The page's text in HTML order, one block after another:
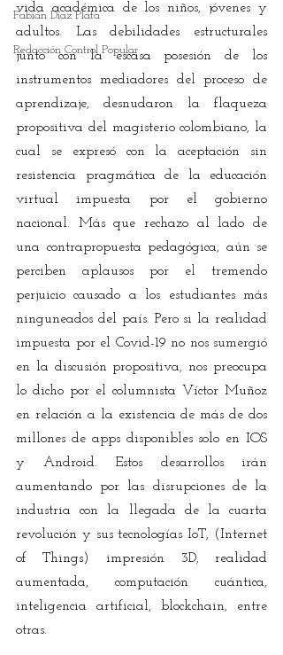
Fabián Díaz Plata
Redacción Control Popular
vida académica de los niños, jóvenes y
adultos. Las debilidades estructurales
junto con la escasa posesión de los
instrumentos mediadores del proceso de
aprendizaje, desnudaron la flaqueza
propositiva del magisterio colombiano, la
cual se expresó con la aceptación sin
resistencia pragmática de la educación
virtual impuesta por el gobierno
nacional. Más que rechazo al lado de
una contrapropuesta pedagógica, aún se
perciben aplausos por el tremendo
perjuicio causado a los estudiantes más
ninguneados del país. Pero si la realidad
impuesta por el Covid-19 no nos sumergió
en la discusión propositiva, nos preocupa
lo dicho por el columnista Víctor Muñoz
en relación a la existencia de más de dos
millones de apps disponibles solo en IOS
y Android. Estos desarrollos irán
aumentando por las disrupciones de la
industria con la llegada de la cuarta
revolución y sus tecnologías IoT, (Internet
of Things) impresión 3D, realidad
aumentada, computación cuántica,
inteligencia artificial, blockchain, entre
otras.